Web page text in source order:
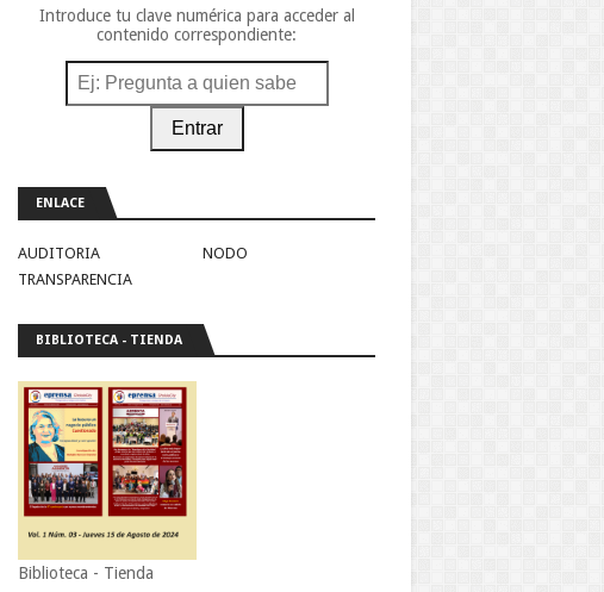
Introduce tu clave numérica para acceder al
contenido correspondiente:
Entrar
ENLACE
AUDITORIA
NODO
TRANSPARENCIA
BIBLIOTECA - TIENDA
Biblioteca - Tienda